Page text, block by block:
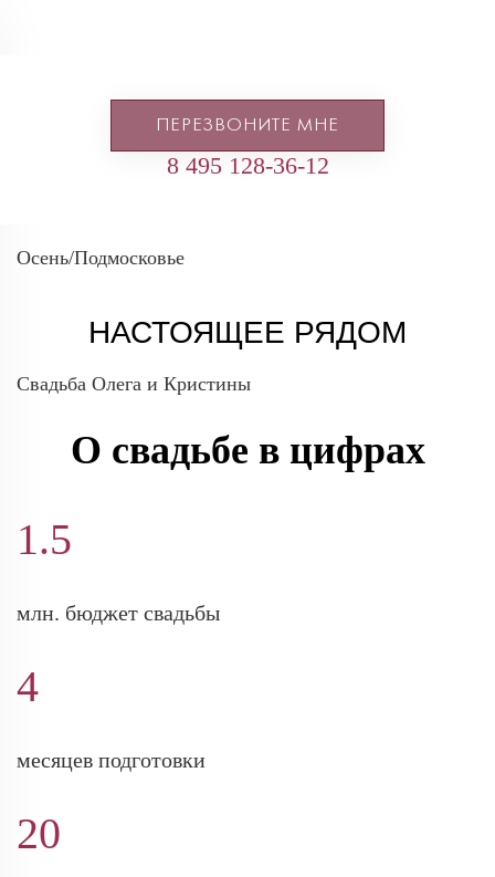
ПЕРЕЗВОНИТЕ МНЕ
8 495 128-36-12
Осень/Подмосковье
НАСТОЯЩЕЕ РЯДОМ
Свадьба Олега и Кристины
О свадьбе в цифрах
1.5
млн. бюджет свадьбы
4
месяцев подготовки
20